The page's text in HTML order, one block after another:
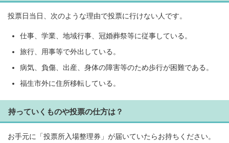
投票日当日、次のような理由で投票に行けない人です。
仕事、学業、地域行事、冠婚葬祭等に従事している。
旅行、用事等で外出している。
病気、負傷、出産、身体の障害等のため歩行が困難である。
福生市外に住所移転している。
持っていくものや投票の仕方は？
お手元に「投票所入場整理券」が届いていたらお持ちください。